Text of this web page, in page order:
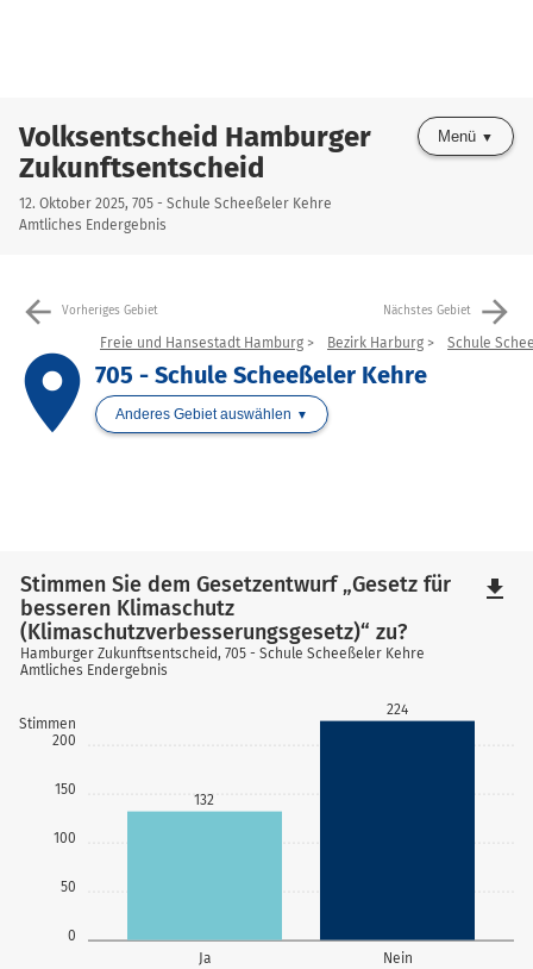
Volksentscheid Hamburger
Zukunftsentscheid
12. Oktober 2025, 705 - Schule Scheeßeler Kehre
Amtliches Endergebnis
Menü
arrow_back Vorheriges Gebiet Nächstes Gebiet arrow_forward
place
Freie und Hansestadt Hamburg Bezirk Harburg Schule
705 - Schule Scheeßeler Kehre
Anderes Gebiet auswählen
0
50
100
150
200
Stimmen
Ja Nein
132
224
Stimmen Sie dem Gesetzentwurf „Gesetz für
besseren Klimaschutz
(Klimaschutzverbesserungsgesetz)“ zu?
Hamburger Zukunftsentscheid, 705 - Schule Scheeßeler Kehre
Amtliches Endergebnis
file_download